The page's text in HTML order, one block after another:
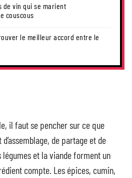
de vin qui se marient
couscous
le meilleur accord entre le
il faut se pencher sur ce que
de partage et de
légumes et la viande forment un
compte. Les épices, cumin,